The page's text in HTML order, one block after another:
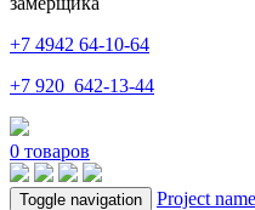
+7 4942 64-10-64
+7 920 642-13-44
0 товаров
Toggle navigation Project name